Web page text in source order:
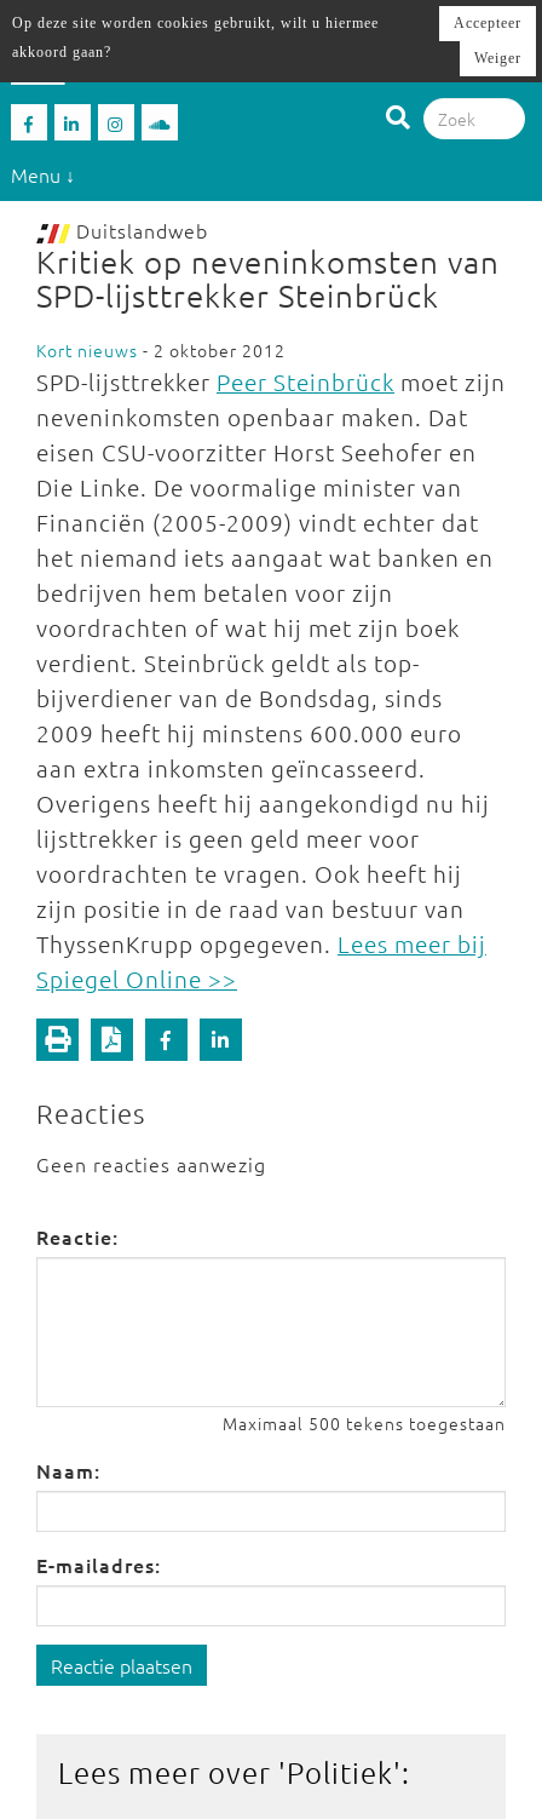
Menu ↓
Duitslandweb
Kritiek op neveninkomsten van
SPD-lijsttrekker Steinbrück
Kort nieuws - 2 oktober 2012
SPD-lijsttrekker Peer Steinbrück moet zijn
neveninkomsten openbaar maken. Dat
eisen CSU-voorzitter Horst Seehofer en
Die Linke. De voormalige minister van
Financiën (2005-2009) vindt echter dat
het niemand iets aangaat wat banken en
bedrijven hem betalen voor zijn
voordrachten of wat hij met zijn boek
verdient. Steinbrück geldt als top-
bijverdiener van de Bondsdag, sinds
2009 heeft hij minstens 600.000 euro
aan extra inkomsten geïncasseerd.
Overigens heeft hij aangekondigd nu hij
lijsttrekker is geen geld meer voor
voordrachten te vragen. Ook heeft hij
zijn positie in de raad van bestuur van
ThyssenKrupp opgegeven. Lees meer bij
Spiegel Online >>
Reacties
Geen reacties aanwezig
Reactie:
Maximaal 500 tekens toegestaan
Naam:
E-mailadres:
Reactie plaatsen
Lees meer over 'Politiek':
Op deze site worden cookies gebruikt, wilt u hiermee
akkoord gaan?
Accepteer
Weiger